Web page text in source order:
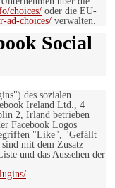
choices/ oder die EU-
ad-choices/ verwalten.
Social
des sozialen
Ireland Ltd., 4
2, Irland betrieben
Facebook Logos
"Like", "Gefällt
mit dem Zusatz
und das Aussehen der
.